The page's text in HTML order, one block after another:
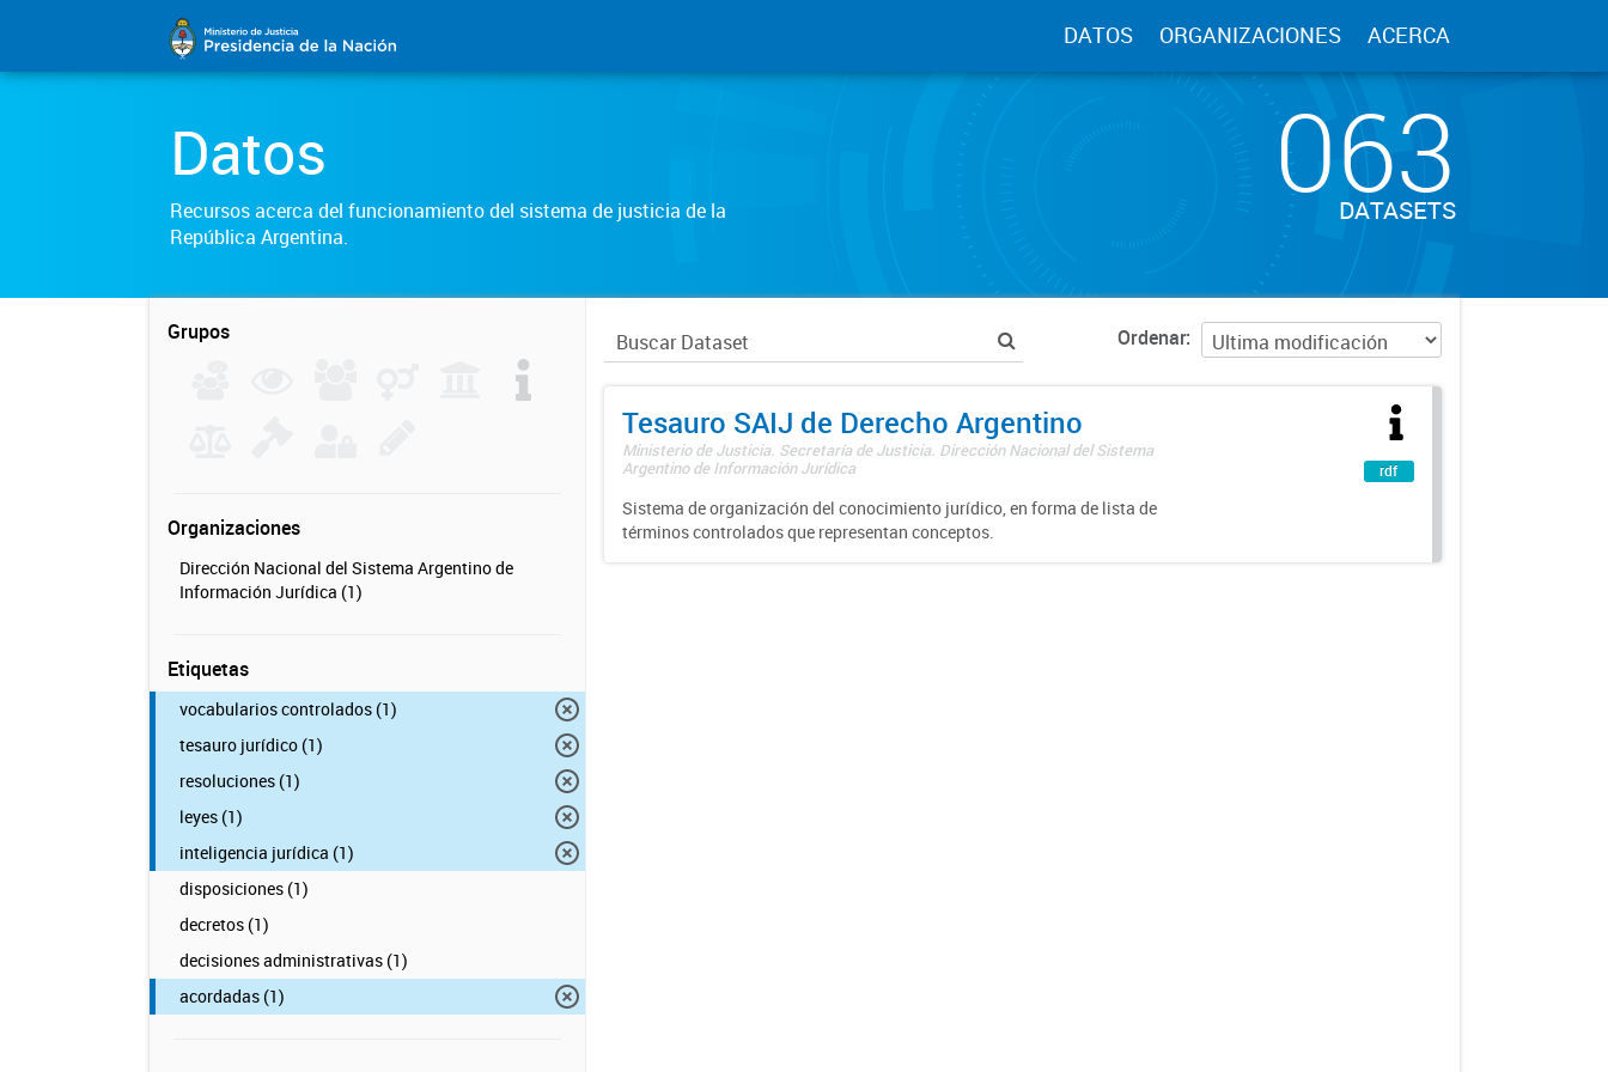
DATOS ORGANIZACIONES ACERCA
Datos
Recursos acerca del funcionamiento del sistema de justicia de la
República Argentina.
063
DATASETS
Grupos
Organizaciones
Dirección Nacional del Sistema Argentino de
Información Jurídica (1)
Etiquetas
vocabularios controlados (1)
tesauro jurídico (1)
resoluciones (1)
leyes (1)
inteligencia jurídica (1)
disposiciones (1)
decretos (1)
decisiones administrativas (1)
acordadas (1)
Ordenar
Tesauro SAIJ de Derecho Argentino
Ministerio de Justicia. Secretaría de Justicia. Dirección Nacional del Sistema
Argentino de Información Jurídica
Sistema de organización del conocimiento jurídico, en forma de lista de
términos controlados que representan conceptos.
rdf